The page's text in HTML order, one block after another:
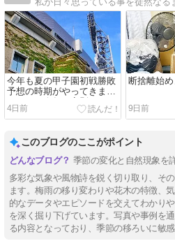
今年も夏の甲子園初戦勝敗
予想の時期がやってきまし
た！！、今年も変則日程の
ようですが、初戦を勝ち抜
4日前
断捨離始め
9日前
このブログのここがポイント
季節の変化と自然現象を
多彩な気象や風物詩を鋭く切り取り、そ
ます。梅雨の移り変わりや花木の特徴、
的なデータやエピソードを交えてわかり
を深く掘り下げています。写真や事例を
る内容となっており、季節の移ろいに敏